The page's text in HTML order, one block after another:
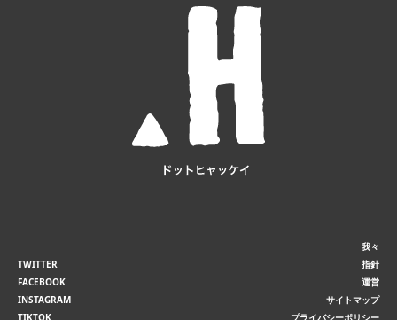
TWITTER
FACEBOOK
INSTAGRAM
TIKTOK
我々
指針
運営
サイトマップ
プライバシーポリシー